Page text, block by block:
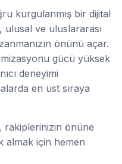
kurgulanmış bir dijital
ulusal ve uluslararası
önünü açar.
gücü yüksek
deneyimi
en üst sıraya
rakiplerinizin önüne
almak için hemen